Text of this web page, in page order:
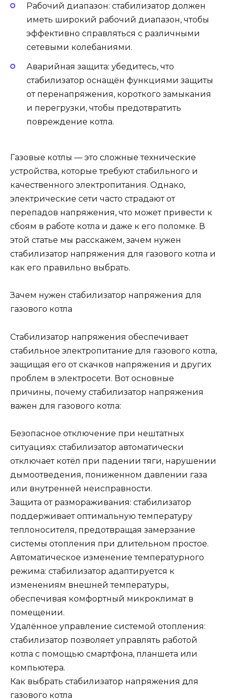
Рабочий диапазон: стабилизатор должен
иметь широкий рабочий диапазон, чтобы
эффективно справляться с различными
сетевыми колебаниями.
Аварийная защита: убедитесь, что
стабилизатор оснащён функциями защиты
от перенапряжения, короткого замыкания
и перегрузки, чтобы предотвратить
повреждение котла.
Газовые котлы — это сложные технические
устройства, которые требуют стабильного и
качественного электропитания. Однако,
электрические сети часто страдают от
перепадов напряжения, что может привести к
сбоям в работе котла и даже к его поломке. В
этой статье мы расскажем, зачем нужен
стабилизатор напряжения для газового котла и
как его правильно выбрать.
Зачем нужен стабилизатор напряжения для
газового котла
Стабилизатор напряжения обеспечивает
стабильное электропитание для газового котла,
защищая его от скачков напряжения и других
проблем в электросети. Вот основные
причины, почему стабилизатор напряжения
важен для газового котла:
Безопасное отключение при нештатных
ситуациях: стабилизатор автоматически
отключает котёл при падении тяги, нарушении
дымоотведения, пониженном давлении газа
или внутренней неисправности.
Защита от размораживания: стабилизатор
поддерживает оптимальную температуру
теплоносителя, предотвращая замерзание
системы отопления при длительном простое.
Автоматическое изменение температурного
режима: стабилизатор адаптируется к
изменениям внешней температуры,
обеспечивая комфортный микроклимат в
помещении.
Удалённое управление системой отопления:
стабилизатор позволяет управлять работой
котла с помощью смартфона, планшета или
компьютера.
Как выбрать стабилизатор напряжения для
газового котла